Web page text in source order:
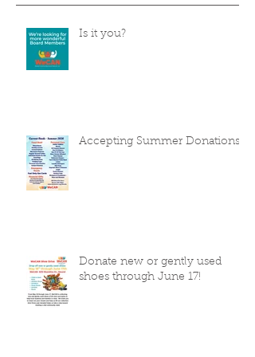
Is it you?
Accepting Summer Donations
Donate new or gently used
shoes through June 17!